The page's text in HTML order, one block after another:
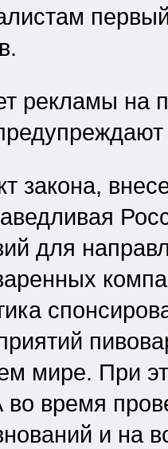
рекламы на
закона,
для
мире. При
время
и на